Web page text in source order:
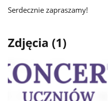
Serdecznie zapraszamy!
Zdjęcia (1)